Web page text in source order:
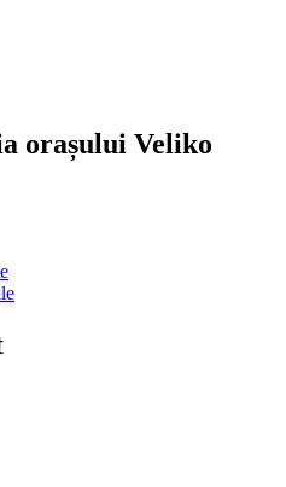
orașului Veliko